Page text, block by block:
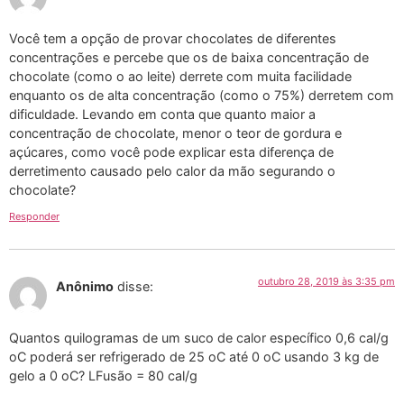
Você tem a opção de provar chocolates de diferentes
concentrações e percebe que os de baixa concentração de
chocolate (como o ao leite) derrete com muita facilidade
enquanto os de alta concentração (como o 75%) derretem com
dificuldade. Levando em conta que quanto maior a
concentração de chocolate, menor o teor de gordura e
açúcares, como você pode explicar esta diferença de
derretimento causado pelo calor da mão segurando o
chocolate?
Responder
Anônimo disse: outubro 28, 2019 às 3:35 pm
Quantos quilogramas de um suco de calor específico 0,6 cal/g
oC poderá ser refrigerado de 25 oC até 0 oC usando 3 kg de
gelo a 0 oC? LFusão = 80 cal/g